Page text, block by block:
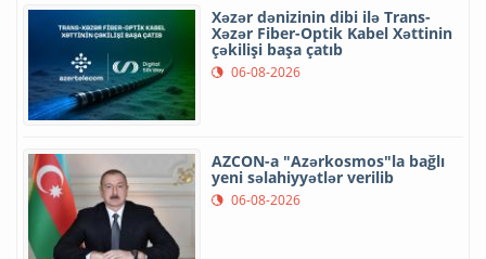
Xəzər dənizinin dibi ilə Trans-
Xəzər Fiber-Optik Kabel Xəttinin
çəkilişi başa çatıb
06-08-2026
AZCON-a "Azərkosmos"la bağlı
yeni səlahiyyətlər verilib
06-08-2026